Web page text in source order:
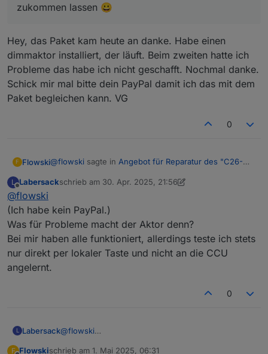
zukommen lassen 😀
Hey, das Paket kam heute an danke. Habe einen
dimmaktor installiert, der läuft. Beim zweiten hatte ich
Probleme das habe ich nicht geschafft. Nochmal danke.
Schick mir mal bitte dein PayPal damit ich das mit dem
Paket begleichen kann. VG
0
F Flowski@flowski sagte in Angebot für Reparatur des "C26-
tätig und hat gelötet. Aber mega dass es jetzt
funktioniert 🫶 vielen Dank und noch ein schönes
Osterfest. Werde dir etwas über die Wunschliste
zukommen lassen 😀
Hey, das Paket kam heute an danke. Habe einen
dimmaktor installiert, der läuft. Beim zweiten hatte ich
Probleme das habe ich nicht geschafft. Nochmal
danke. Schick mir mal bitte dein PayPal damit ich das
mit dem Paket begleichen kann. VG
L
Offline
Labersackschrieb am 30. Apr. 2025, 21:56
zuletzt editiert von Labersack
@flowski
(Ich habe kein PayPal.)
Was für Probleme macht der Aktor denn?
Bei mir haben alle funktioniert, allerdings teste ich stets
nur direkt per lokaler Taste und nicht an die CCU
angelernt.
0
L Labersack@flowski
F Flowskischrieb am 1. Mai 2025, 06:31